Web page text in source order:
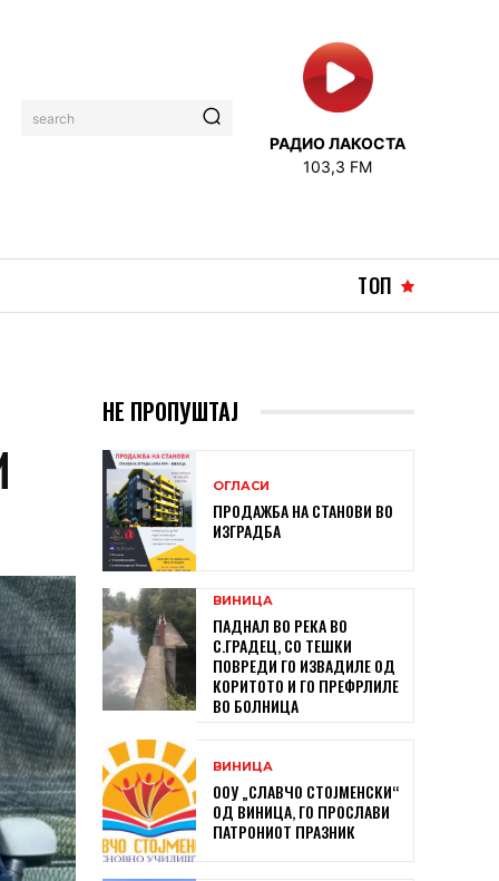
search
РАДИО ЛАКОСТА
103,3 FM
ТОП
НЕ ПРОПУШТАЈ
ОГЛАСИ
ПРОДАЖБА НА СТАНОВИ ВО
ИЗГРАДБА
ВИНИЦА
ПАДНАЛ ВО РЕКА ВО
С.ГРАДЕЦ, СО ТЕШКИ
ПОВРЕДИ ГО ИЗВАДИЛЕ ОД
КОРИТОТО И ГО ПРЕФРЛИЛЕ
ВО БОЛНИЦА
ВИНИЦА
ООУ „СЛАВЧО СТОЈМЕНСКИ“
ОД ВИНИЦА, ГО ПРОСЛАВИ
ПАТРОНИОТ ПРАЗНИК